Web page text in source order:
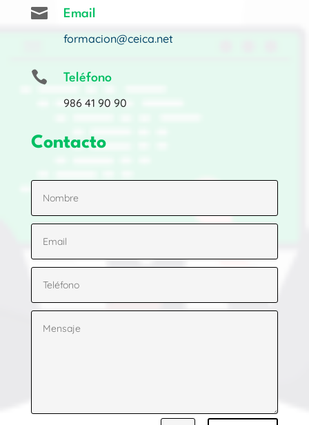
 Email
formacion@ceica.net
 Teléfono
986 41 90 90
Contacto